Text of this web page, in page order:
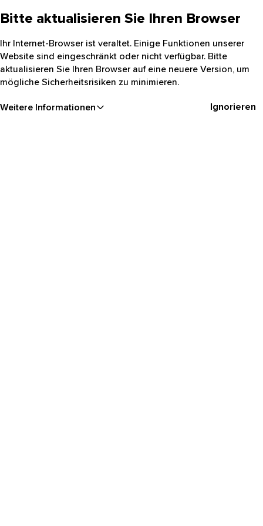
Bitte aktualisieren Sie Ihren Browser
Ihr Internet-Browser ist veraltet. Einige Funktionen unserer
Website sind eingeschränkt oder nicht verfügbar. Bitte
aktualisieren Sie Ihren Browser auf eine neuere Version, um
mögliche Sicherheitsrisiken zu minimieren.
Weitere Informationen Ignorieren